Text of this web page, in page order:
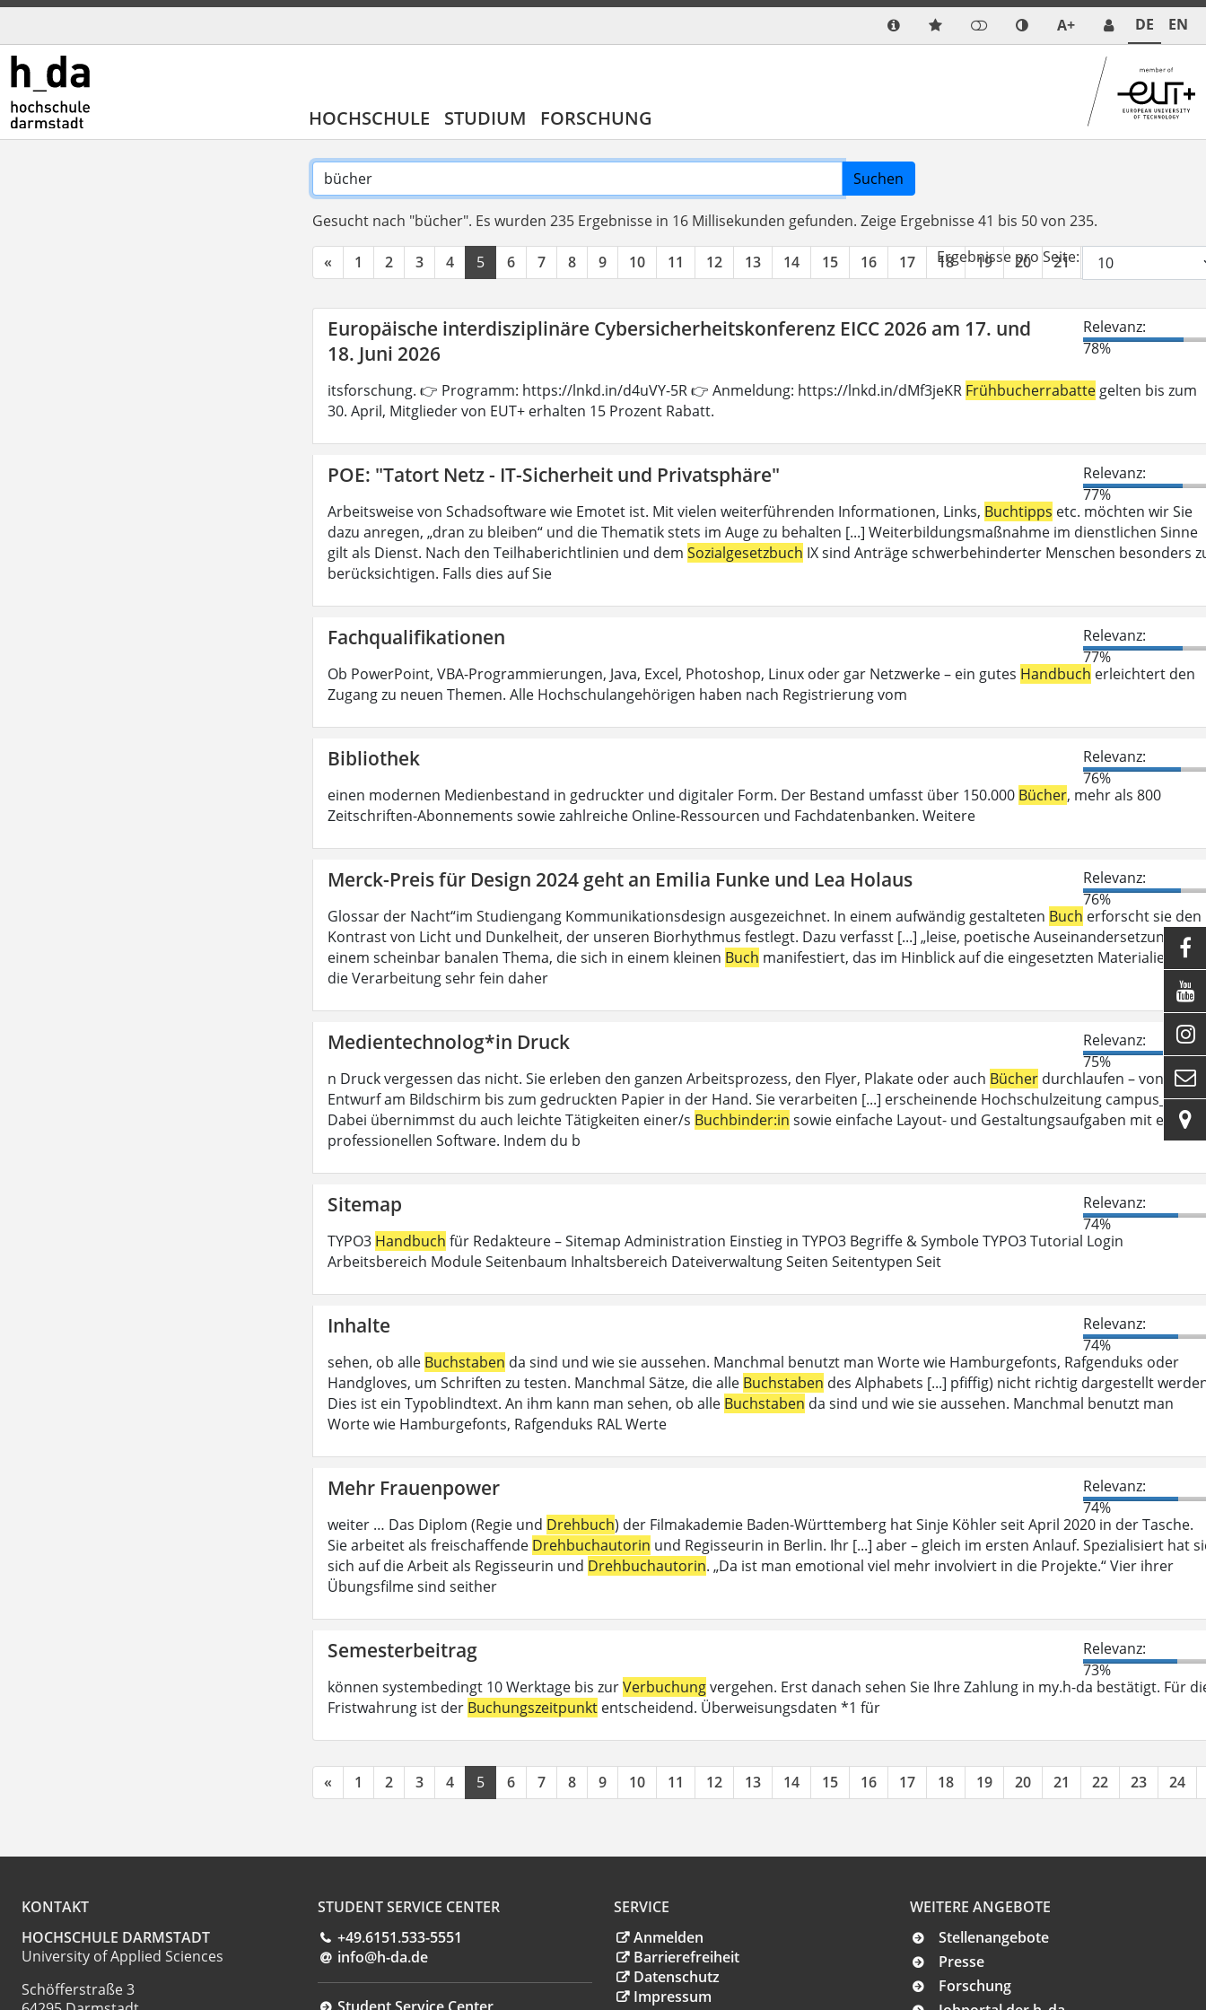
A+ DE EN
HOCHSCHULE STUDIUM FORSCHUNG
Suchen
Gesucht nach "bücher". Es wurden 235 Ergebnisse in 16 Millisekunden gefunden. Zeige Ergebnisse 41 bis 50 von 235.
« 1 2 3 4 5 6 7 8 9 10 11 12 13 14 15 16 17 18 19 20 21 22
Ergebnisse pro Seite:
Europäische interdisziplinäre Cybersicherheitskonferenz EICC 2026 am 17. und
18. Juni 2026
Relevanz:
78%
itsforschung. 👉 Programm: https://lnkd.in/d4uVY-5R 👉 Anmeldung: https://lnkd.in/dMf3jeKR Frühbucherrabatte gelten bis zum
30. April, Mitglieder von EUT+ erhalten 15 Prozent Rabatt.
POE: "Tatort Netz - IT-Sicherheit und Privatsphäre"
Relevanz:
77%
Arbeitsweise von Schadsoftware wie Emotet ist. Mit vielen weiterführenden Informationen, Links, Buchtipps etc. möchten wir Sie
dazu anregen, „dran zu bleiben“ und die Thematik stets im Auge zu behalten [...] Weiterbildungsmaßnahme im dienstlichen Sinne
gilt als Dienst. Nach den Teilhaberichtlinien und dem Sozialgesetzbuch IX sind Anträge schwerbehinderter Menschen besonders
berücksichtigen. Falls dies auf Sie
Fachqualifikationen
Relevanz:
77%
Ob PowerPoint, VBA-Programmierungen, Java, Excel, Photoshop, Linux oder gar Netzwerke – ein gutes Handbuch erleichtert den
Zugang zu neuen Themen. Alle Hochschulangehörigen haben nach Registrierung vom
Bibliothek
Relevanz:
76%
einen modernen Medienbestand in gedruckter und digitaler Form. Der Bestand umfasst über 150.000 Bücher, mehr als 800
Zeitschriften-Abonnements sowie zahlreiche Online-Ressourcen und Fachdatenbanken. Weitere
Merck-Preis für Design 2024 geht an Emilia Funke und Lea Holaus
Relevanz:
76%
Glossar der Nacht“im Studiengang Kommunikationsdesign ausgezeichnet. In einem aufwändig gestalteten Buch erforscht sie den
Kontrast von Licht und Dunkelheit, der unseren Biorhythmus festlegt. Dazu verfasst [...] „leise, poetische Auseinandersetzung mit
einem scheinbar banalen Thema, die sich in einem kleinen Buch manifestiert, das im Hinblick auf die eingesetzten Materialien und
die Verarbeitung sehr fein daher
Medientechnolog*in Druck
Relevanz:
75%
n Druck vergessen das nicht. Sie erleben den ganzen Arbeitsprozess, den Flyer, Plakate oder auch Bücher durchlaufen – von dem
Entwurf am Bildschirm bis zum gedruckten Papier in der Hand. Sie verarbeiten [...] erscheinende Hochschulzeitung campus_d.
Dabei übernimmst du auch leichte Tätigkeiten einer/s Buchbinder:in sowie einfache Layout- und Gestaltungsaufgaben mit einer
professionellen Software. Indem du b
Sitemap
Relevanz:
74%
TYPO3 Handbuch für Redakteure – Sitemap Administration Einstieg in TYPO3 Begriffe & Symbole TYPO3 Tutorial Login
Arbeitsbereich Module Seitenbaum Inhaltsbereich Dateiverwaltung Seiten Seitentypen Seit
Inhalte
Relevanz:
74%
sehen, ob alle Buchstaben da sind und wie sie aussehen. Manchmal benutzt man Worte wie Hamburgefonts, Rafgenduks oder
Handgloves, um Schriften zu testen. Manchmal Sätze, die alle Buchstaben des Alphabets [...] pfiffig) nicht richtig dargestellt
Dies ist ein Typoblindtext. An ihm kann man sehen, ob alle Buchstaben da sind und wie sie aussehen. Manchmal benutzt man
Worte wie Hamburgefonts, Rafgenduks RAL Werte
Mehr Frauenpower
Relevanz:
74%
weiter … Das Diplom (Regie und Drehbuch) der Filmakademie Baden-Württemberg hat Sinje Köhler seit April 2020 in der Tasche.
Sie arbeitet als freischaffende Drehbuchautorin und Regisseurin in Berlin. Ihr [...] aber – gleich im ersten Anlauf. Spezialisiert hat
sich auf die Arbeit als Regisseurin und Drehbuchautorin. „Da ist man emotional viel mehr involviert in die Projekte.“ Vier ihrer
Übungsfilme sind seither
Semesterbeitrag
Relevanz:
73%
können systembedingt 10 Werktage bis zurVerbuchungvergehen. Erst danach sehen Sie Ihre Zahlung in my.h-da bestätigt. Für
Fristwahrung ist der Buchungszeitpunkt entscheidend. Überweisungsdaten *1 für
« 1 2 3 4 5 6 7 8 9 10 11 12 13 14 15 16 17 18 19 20 21 22 23 24
KONTAKT
HOCHSCHULE DARMSTADT
University of Applied Sciences
Schöfferstraße 3
STUDENT SERVICE CENTER
+49.6151.533-5551
info@h-da.de
SERVICE
Anmelden
Barrierefreiheit
Datenschutz
Impressum
WEITERE ANGEBOTE
Stellenangebote
Presse
Forschung




